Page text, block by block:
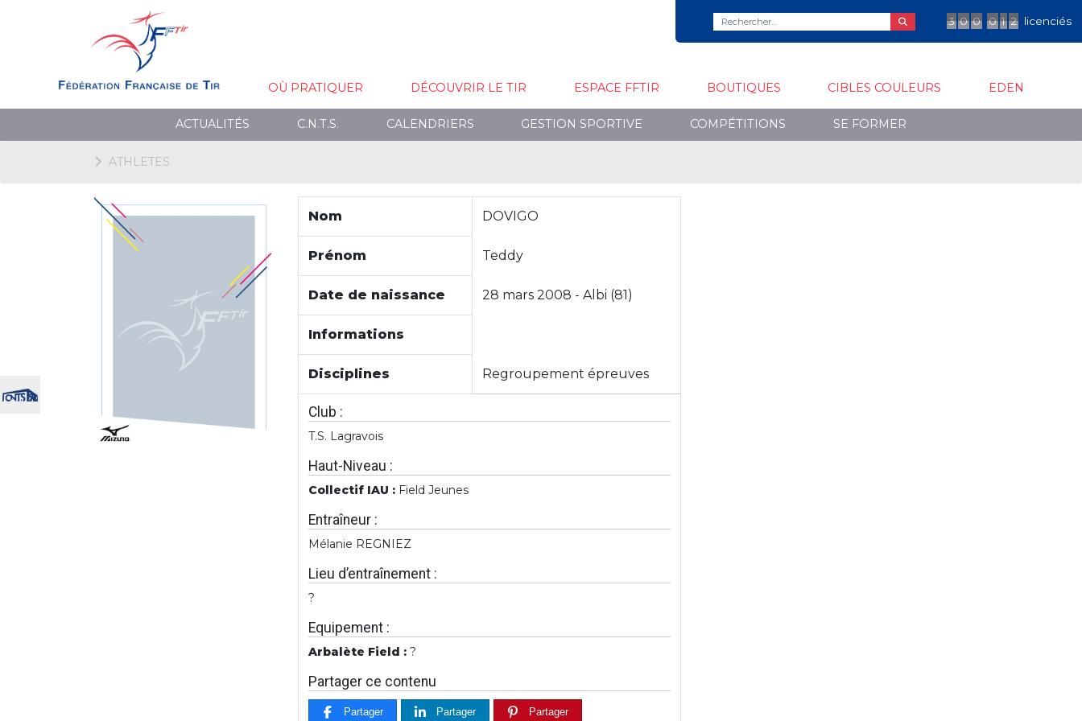
3 0 0 0 1 2 licenciés
OÙ PRATIQUER DÉCOUVRIR LE TIR ESPACE FFTIR BOUTIQUES CIBLES COULEURS EDEN
ACTUALITÉS C.N.T.S. CALENDRIERS GESTION SPORTIVE COMPÉTITIONS SE FORMER
ATHLETES
Nom DOVIGO
Prénom Teddy
Date de naissance 28 mars 2008 - Albi (81)
Informations
Disciplines Regroupement épreuves
Club :
T.S. Lagravois
Haut-Niveau :
Collectif IAU : Field Jeunes
Entraîneur :
Mélanie REGNIEZ
Lieu d’entraînement :
?
Equipement :
Arbalète Field :?
Partager ce contenu
Partager Partager Partager